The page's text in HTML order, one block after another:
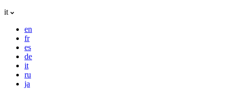
it
en
fr
es
de
it
ru
ja